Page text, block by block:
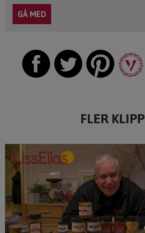
FLER KLIPP